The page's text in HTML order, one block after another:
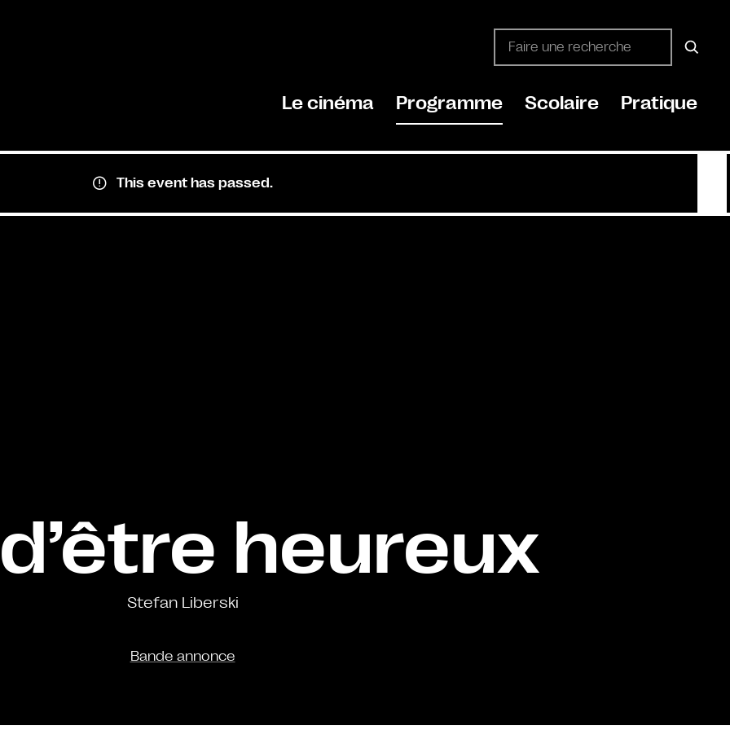
Le cinéma Programme Scolaire Pratique
This event has passed.
d’être heureux
Stefan Liberski
Bande annonce